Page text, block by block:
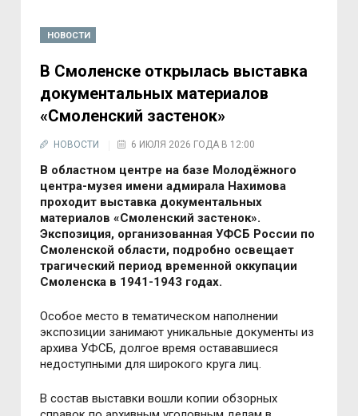
НОВОСТИ
В Смоленске открылась выставка
документальных материалов
«Смоленский застенок»
НОВОСТИ 6 ИЮЛЯ 2026 ГОДА В 12:00
В областном центре на базе Молодёжного
центра-музея имени адмирала Нахимова
проходит выставка документальных
материалов «Смоленский застенок».
Экспозиция, организованная УФСБ России по
Смоленской области, подробно освещает
трагический период временной оккупации
Смоленска в 1941-1943 годах.
Особое место в тематическом наполнении
экспозиции занимают уникальные документы из
архива УФСБ, долгое время остававшиеся
недоступными для широкого круга лиц.
В состав выставки вошли копии обзорных